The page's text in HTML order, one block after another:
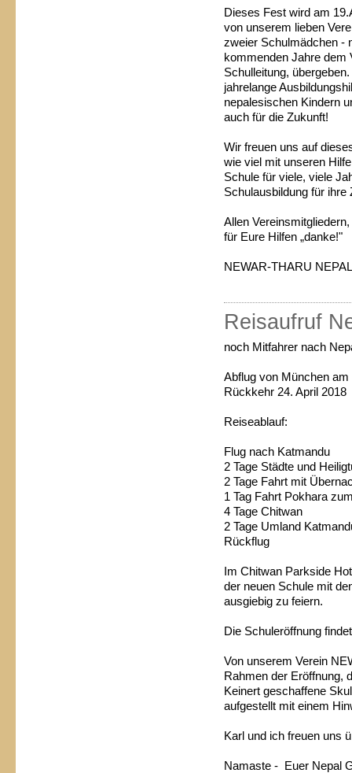
Dieses Fest wird am
von unserem lieben
zweier Schulmädchen -
kommenden Jahre dem
Schulleitung,
jahrelange
nepalesischen Kindern
auch für die Zukunft!
Wir freuen uns auf
wie viel mit unseren
Schule für viele, viele
Schulausbildung für
Allen
für Eure Hilfen „danke!"
NEWAR-THARU
Reisaufruf
noch Mitfahrer nach
Abflug von München am
Rückkehr 24. April 2018
Reiseablauf:
Flug nach Katmandu
2 Tage Städte und
2 Tage Fahrt mit
1 Tag Fahrt Pokhara
4 Tage Chitwan
2 Tage Umland
Rückflug
Im Chitwan Parkside
der neuen Schule mit
ausgiebig zu feiern.
Die Schuleröffnung
Von unserem Verein
Rahmen der Eröffnung,
Keinert geschaffene
aufgestellt mit einem
Karl und ich freuen uns
Namaste - Euer Nepal